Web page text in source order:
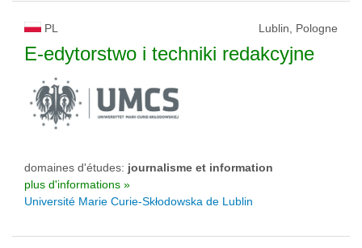
PL Lublin, Pologne
E-edytorstwo i techniki redakcyjne
domaines d'études: journalisme et information
plus d'informations »
Université Marie Curie-Skłodowska de Lublin